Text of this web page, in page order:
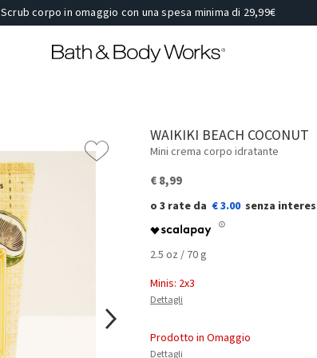
Scrub corpo in omaggio con una spesa minima di 29,99€
WAIKIKI BEACH COCONUT
Mini crema corpo idratante
€ 8,99
€ 3.00
2.5 oz / 70 g
Minis: 2x3
Dettagli
Prodotto in Omaggio
Dettagli